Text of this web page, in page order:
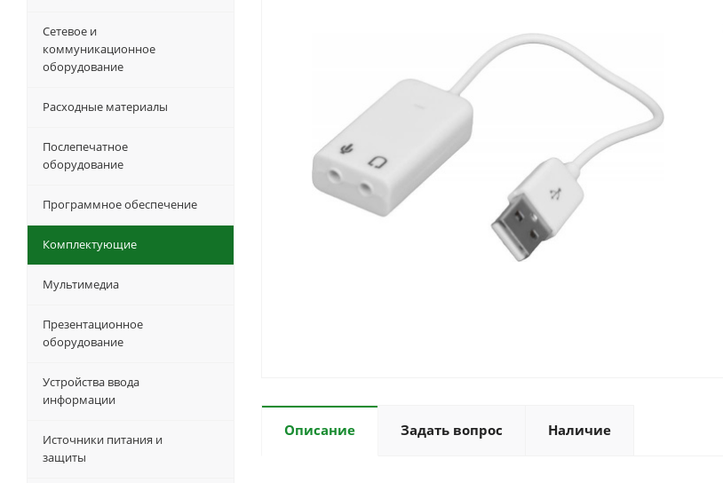
Описание Задать вопрос Наличие
Сетевое и
коммуникационное
оборудование
Расходные материалы
Послепечатное
оборудование
Программное обеспечение
Комплектующие
Мультимедиа
Презентационное
оборудование
Устройства ввода
информации
Источники питания и
защиты